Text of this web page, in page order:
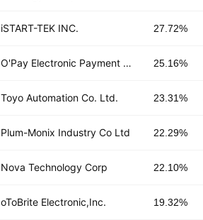
iSTART-TEK INC. 27.72%
O'Pay Electronic Payment Co Ltd 25.16%
Toyo Automation Co. Ltd. 23.31%
Plum-Monix Industry Co Ltd 22.29%
Nova Technology Corp 22.10%
oToBrite Electronic,Inc. 19.32%